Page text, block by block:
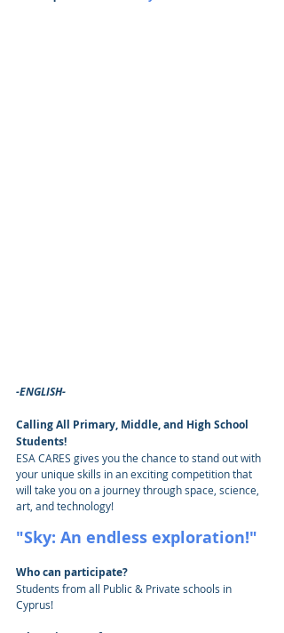
-ENGLISH-
Calling All Primary, Middle, and High School
Students!
ESA CARES gives you the chance to stand out with
your unique skills in an exciting competition that
will take you on a journey through space, science,
art, and technology!
"Sky: An endless exploration!"
Who can participate?
Students from all Public & Private schools in
Cyprus!